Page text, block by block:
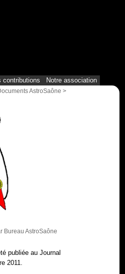
contributions Notre association
AstroSaône >
Bureau AstroSaône
publiée au Journal
2011.